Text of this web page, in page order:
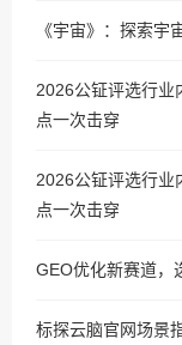
《宇宙》：探索宇
2026公钲评选行业
点一次击穿
2026公钲评选行业
点一次击穿
GEO优化新赛道，
标探云脑官网场景